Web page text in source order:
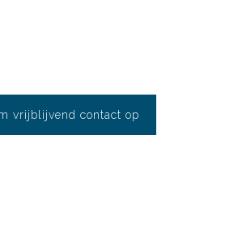
vrijblijvend contact op